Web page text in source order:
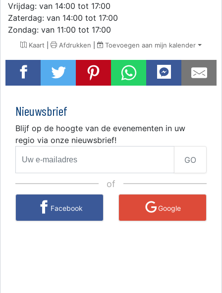
Vrijdag: van 14:00 tot 17:00
Zaterdag: van 14:00 tot 17:00
Zondag: van 11:00 tot 17:00
Kaart | Afdrukken | Toevoegen aan mijn kalender
Nieuwsbrief
Blijf op de hoogte van de evenementen in uw
regio via onze nieuwsbrief!
GO
of
Facebook Google